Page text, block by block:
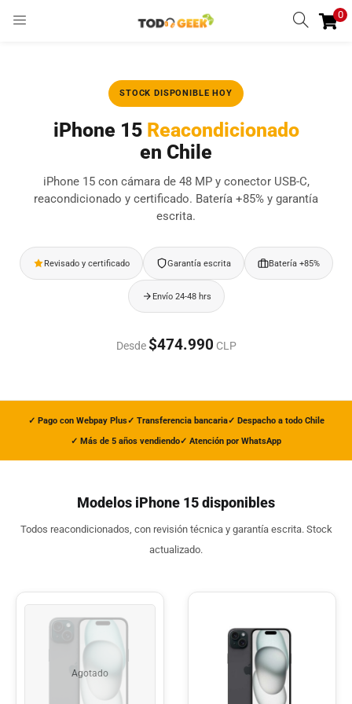
0
STOCK DISPONIBLE HOY
iPhone 15 Reacondicionado
en Chile
iPhone 15 con cámara de 48 MP y conector USB-C,
reacondicionado y certificado. Batería +85% y garantía
escrita.
Revisado y certificado Garantía escrita Batería +85%
Envío 24-48 hrs
Desde$474.990 CLP
✓ Pago con Webpay Plus✓ Transferencia bancaria✓ Despacho a todo Chile
✓ Más de 5 años vendiendo✓ Atención por WhatsApp
Modelos iPhone 15 disponibles
Todos reacondicionados, con revisión técnica y garantía escrita. Stock
actualizado.
Agotado
REGISTRARSE
Enter your username and password to login.
Remember me
Ingresar
Lost password?